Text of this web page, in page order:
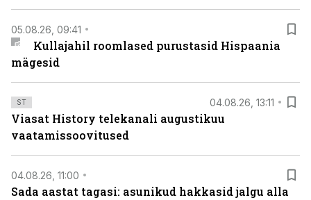
05.08.26, 09:41
Kullajahil roomlased purustasid Hispaania
mägesid
ST 04.08.26, 13:11
Viasat History telekanali augustikuu
vaatamissoovitused
04.08.26, 11:00
Sada aastat tagasi: asunikud hakkasid jalgu alla